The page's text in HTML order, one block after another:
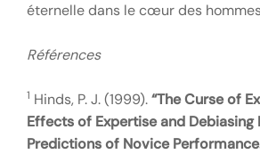
éternelle dans le cœur des
Références
1 Hinds, P. J. (1999).“The Curse of
Effects of Expertise and Debiasing
Predictions of Novice